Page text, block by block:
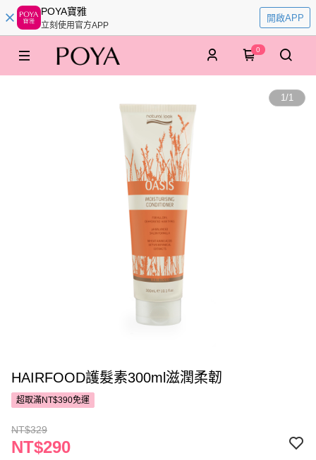
POYA寶雅
立刻使用官方APP
開啟APP
0
1/1
HAIRFOOD護髮素300ml滋潤柔韌
超取滿NT$390免運
NT$329
NT$290